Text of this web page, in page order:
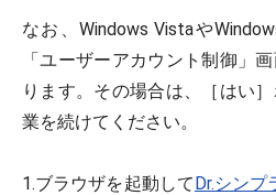
なお、Windows Vistaや
「ユーザーアカウント制御」
ります。その場合は、［はい
業を続けてください。
1.ブラウザを起動してDr.シン